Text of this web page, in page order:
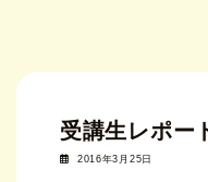
受講生レポー
2016年3月25日